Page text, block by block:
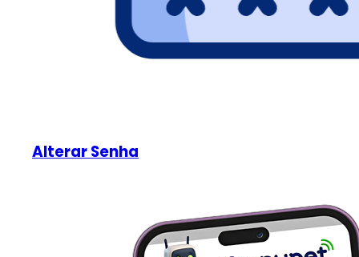
Alterar Senha